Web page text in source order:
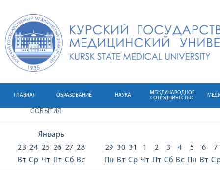
ГЛАВНАЯ ОБРАЗОВАНИЕ НАУКА
МЕЖДУНАРОДНОЕ
СОТРУДНИЧЕСТВО
СОБЫТИЯ
Январь
23
Вт
24
Ср
25
Чт
26
Пт
27
Сб
28
Вс
29
Пн
30
Вт
31
Ср
1
Чт
2
Пт
3
Сб
4
Вс
5
Пн
6
Вт
7
Ср